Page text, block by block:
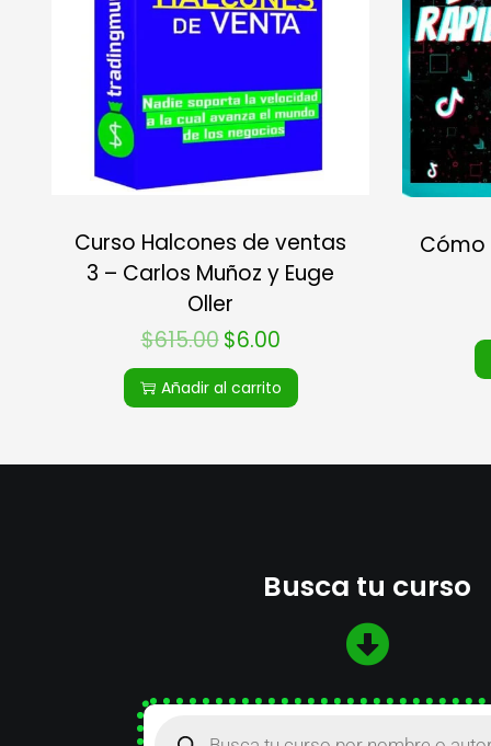
Curso Halcones de ventas
3 – Carlos Muñoz y Euge
Oller
$615.00 $6.00
Añadir al carrito
Cómo
Busca tu curso